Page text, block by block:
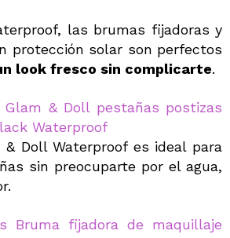
las brumas fijadoras y
protección solar son perfectos
look fresco sin complicarte.
Glam & Doll pestañas postizas
Waterproof
Doll Waterproof es ideal para
sin preocuparte por el agua,
Bruma fijadora de maquillaje